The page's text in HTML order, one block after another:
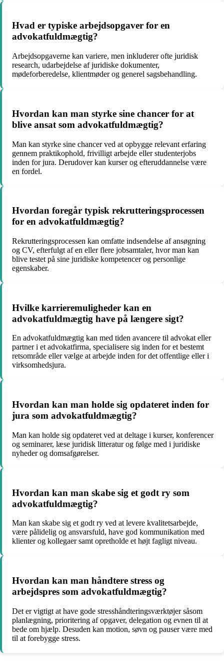
Hvad er typiske arbejdsopgaver for en
advokatfuldmægtig?
Arbejdsopgaverne kan variere, men inkluderer ofte juridisk
research, udarbejdelse af juridiske dokumenter,
mødeforberedelse, klientmøder og generel sagsbehandling.
Hvordan kan man styrke sine chancer for at
blive ansat som advokatfuldmægtig?
Man kan styrke sine chancer ved at opbygge relevant erfaring
gennem praktikophold, frivilligt arbejde eller studenterjobs
inden for jura. Derudover kan kurser og efteruddannelse være
en fordel.
Hvordan foregår typisk rekrutteringsprocessen
for en advokatfuldmægtig?
Rekrutteringsprocessen kan omfatte indsendelse af ansøgning
og CV, efterfulgt af en eller flere jobsamtaler, hvor man kan
blive testet på sine juridiske kompetencer og personlige
egenskaber.
Hvilke karrieremuligheder kan en
advokatfuldmægtig have på længere sigt?
En advokatfuldmægtig kan med tiden avancere til advokat eller
partner i et advokatfirma, specialisere sig inden for et bestemt
retsområde eller vælge at arbejde inden for det offentlige eller i
virksomhedsjura.
Hvordan kan man holde sig opdateret inden for
jura som advokatfuldmægtig?
Man kan holde sig opdateret ved at deltage i kurser, konferencer
og seminarer, læse juridisk litteratur og følge med i juridiske
nyheder og domsafgørelser.
Hvordan kan man skabe sig et godt ry som
advokatfuldmægtig?
Man kan skabe sig et godt ry ved at levere kvalitetsarbejde,
være pålidelig og ansvarsfuld, have god kommunikation med
klienter og kollegaer samt opretholde et højt fagligt niveau.
Hvordan kan man håndtere stress og
arbejdspres som advokatfuldmægtig?
Det er vigtigt at have gode stresshåndteringsværktøjer såsom
planlægning, prioritering af opgaver, delegation og evnen til at
bede om hjælp. Desuden kan motion, søvn og pauser være med
til at forebygge stress.